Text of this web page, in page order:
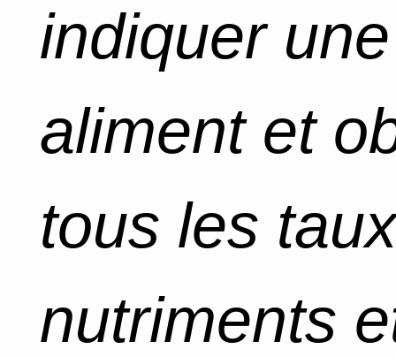
indiquer
aliment et
tous les
nutriments